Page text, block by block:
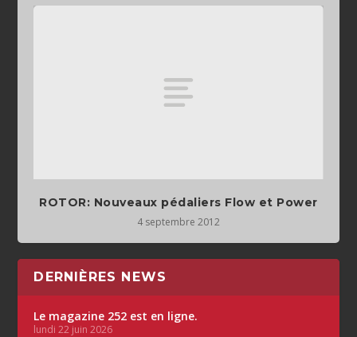
ROTOR: Nouveaux pédaliers Flow et Power
4 septembre 2012
DERNIÈRES NEWS
Le magazine 252 est en ligne.
lundi 22 juin 2026